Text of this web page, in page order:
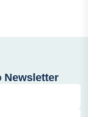
Newsletter